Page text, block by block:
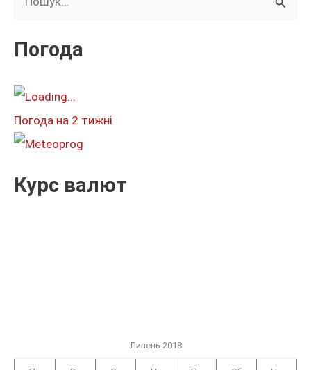
к
т
:
Погода
Погода на 2 тижні
Курс валют
Липень 2018